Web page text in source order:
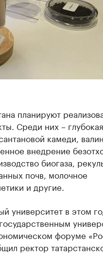
планируют
Среди них – глубокая
камеди,
внедрение
биогаза,
почв, молочное
и другие.
университет в этом
форуме
ректор